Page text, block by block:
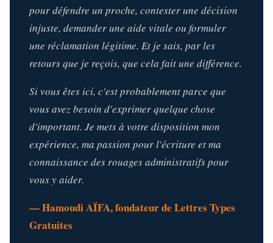
pour défendre un proche, contester une décision
injuste, demander une aide vitale ou formuler
une réclamation légitime. Et je sais, par les
retours que je reçois, que cela fait une différence.
Si vous êtes ici, c'est probablement parce que
vous avez besoin d'exprimer quelque chose
d'important. Je mets à votre disposition mon
expérience, ma passion pour l'écriture et ma
connaissance des rouages administratifs pour
vous y aider.
— Hamoudi AÏFA, fondateur de Lettres Types
Gratuites